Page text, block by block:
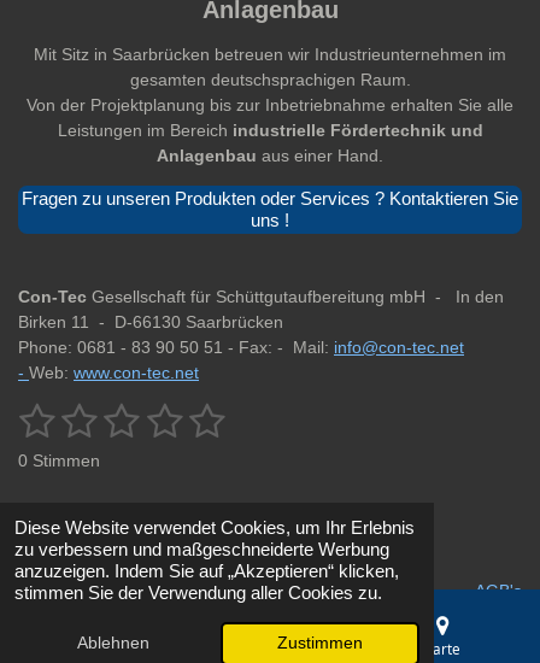
Diese Website verwendet Cookies, um Ihr Erlebnis
zu verbessern und maßgeschneiderte Werbung
anzuzeigen. Indem Sie auf „Akzeptieren“ klicken,
stimmen Sie der Verwendung aller Cookies zu.
Ablehnen Zustimmen
Anlagenbau
Mit Sitz in Saarbrücken betreuen wir Industrieunternehmen im
gesamten deutschsprachigen Raum.
Von der Projektplanung bis zur Inbetriebnahme erhalten Sie alle
Leistungen im Bereich industrielle Fördertechnik und
Anlagenbau aus einer Hand.
Fragen zu unseren Produkten oder Services ? Kontaktieren Sie
uns !
Con-Tec Gesellschaft für Schüttgutaufbereitung mbH - In den
Birken 11 - D-66130 Saarbrücken
Phone: 0681 - 83 90 50 51 - Fax: - Mail: info@con-tec.net
- Web: www.con-tec.net
B
e
w
t
u
n
1
S
e
r
n
2
S
e
r
n
e
3
e
r
n
e
4
e
r
n
e
5
e
r
n
u
n
a
b
s
0 Stimmen
Impressum
Datenschutz
AGB's
© 2025 - 2026 Fördertechnik & Siebanlagen Saarbrücken | Con-
E-Mail Telefon Karte